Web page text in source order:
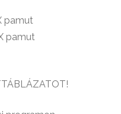
pamut
pamut